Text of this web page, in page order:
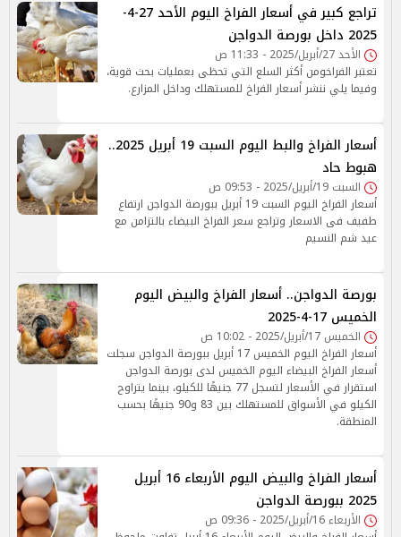
تراجع كبير في أسعار الفراخ اليوم الأحد 27-4-
2025 داخل بورصة الدواجن
الأحد 27/أبريل/2025 - 11:33 ص
تعتبر الفراخومن أكثر السلع التي تحظى بعمليات بحث قوية،
وفيما يلي ننشر أسعار الفراخ للمستهلك وداخل المزارع.
أسعار الفراخ والبط اليوم السبت 19 أبريل 2025..
هبوط حاد
السبت 19/أبريل/2025 - 09:53 ص
أسعار الفراخ اليوم السبت 19 أبريل ببورصة الدواجن ارتفاع
طفيف فى الاسعار وتراجع سعر الفراخ البيضاء بالتزامن مع
عيد شم النسيم
بورصة الدواجن.. أسعار الفراخ والبيض اليوم
الخميس 17-4-2025
الخميس 17/أبريل/2025 - 10:02 ص
أسعار الفراخ اليوم الخميس 17 أبريل ببورصة الدواجن سجلت
أسعار الفراخ البيضاء اليوم الخميس لدى بورصة الدواجن
استقرار في الأسعار لتسجل 77 جنيهًا للكيلو، بينما يتراوح
الكيلو في الأسواق للمستهلك بين 83 و90 جنيهًا بحسب
المنطقة.
أسعار الفراخ والبيض اليوم الأربعاء 16 أبريل
2025 ببورصة الدواجن
الأربعاء 16/أبريل/2025 - 09:36 ص